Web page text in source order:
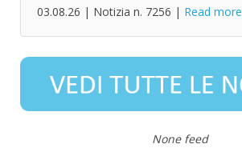
03.08.26 | Notizia n. 7256 | Read more
None feed